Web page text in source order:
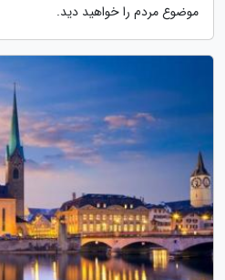
موضوع مردم را خواهید دید.